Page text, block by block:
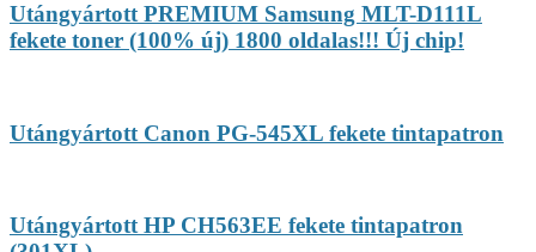
Utángyártott PREMIUM Samsung MLT-D111L
fekete toner (100% új) 1800 oldalas!!! Új chip!
Utángyártott Canon PG-545XL fekete tintapatron
Utángyártott HP CH563EE fekete tintapatron